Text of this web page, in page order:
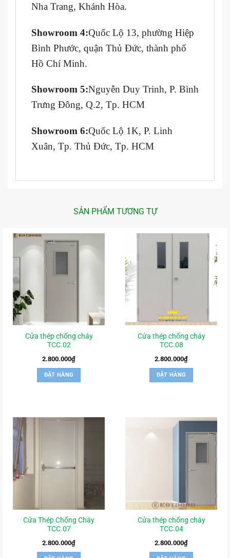
Nha Trang, Khánh Hòa.
Showroom 4:Quốc Lộ 13, phường Hiệp
Bình Phước, quận Thủ Đức, thành phố
Hồ Chí Minh.
Showroom 5:Nguyễn Duy Trinh, P. Bình
Trưng Đông, Q.2, Tp. HCM
Showroom 6:Quốc Lộ 1K, P. Linh
Xuân, Tp. Thủ Đức, Tp. HCM
SẢN PHẨM TƯƠNG TỰ
Cửa thép chống cháy
TCC.02
2.800.000₫
ĐẶT HÀNG
Cửa thép chống cháy
TCC.08
2.800.000₫
ĐẶT HÀNG
Cửa Thép Chống Cháy
TCC.07
2.800.000₫
Cửa thép chống cháy
TCC.04
2.800.000₫